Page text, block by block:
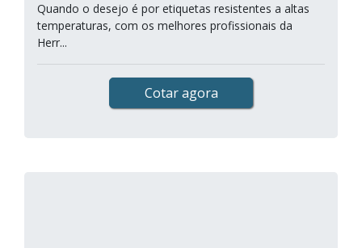
Quando o desejo é por etiquetas resistentes a altas
temperaturas, com os melhores profissionais da
Herr...
Cotar agora